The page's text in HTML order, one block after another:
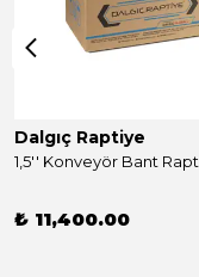
Dalgıç Raptiye
₺ 11,400.00